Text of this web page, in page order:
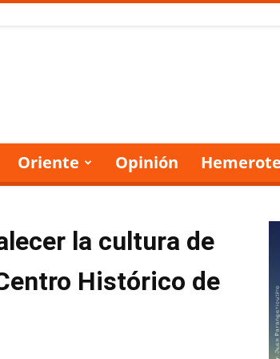
Oriente Opinión
la cultura de
Histórico de